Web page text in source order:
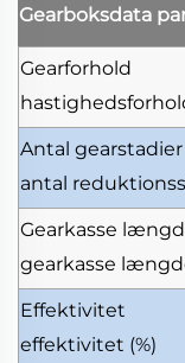
Gearboksdata
Gearforhold
Antal gearstadier
antal
Gearkasse
gearkasse
Effektivitet
effektivitet (%)